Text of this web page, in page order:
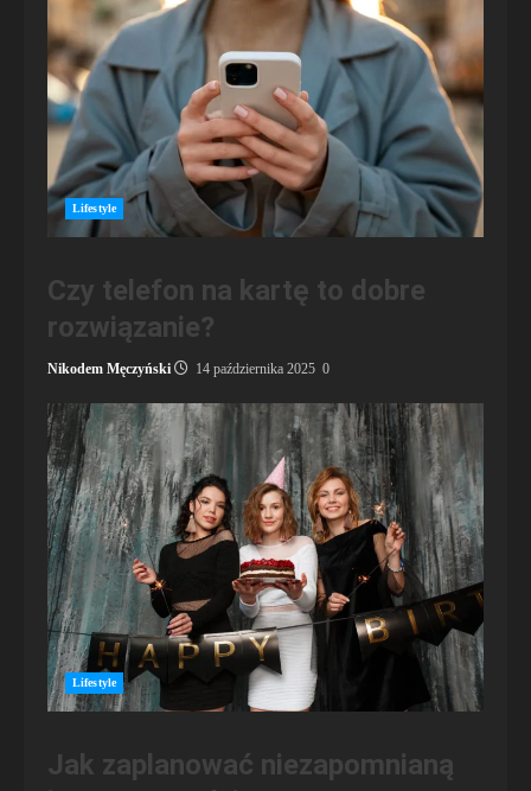
Lifestyle
Czy telefon na kartę to dobre
rozwiązanie?
Nikodem Męczyński 14 października 2025 0
Lifestyle
Jak zaplanować niezapomnianą